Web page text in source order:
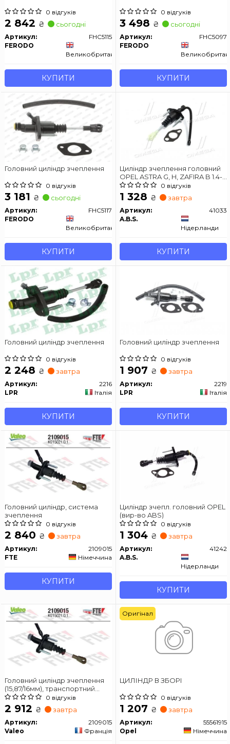
0 відгуків
2 842 ₴ сьогодні
Артикул:
FHC5115
FERODO
Великобританія
КУПИТИ
0 відгуків
3 498 ₴ сьогодні
Артикул:
FHC5097
FERODO
КУПИТИ
Головний циліндр зчеплення
0 відгуків
3 181 ₴ сьогодні
Артикул:
FHC5117
FERODO
Великобританія
КУПИТИ
Циліндр зчеплення головний
OPEL ASTRA G, H, ZAFIRA B 1.4-
2.2TDI 98- (Вир-во ABS)
0 відгуків
1 328 ₴ завтра
Артикул:
41033
A.B.S.
Нідерланди
КУПИТИ
Головний циліндр зчеплення
0 відгуків
2 248 ₴ завтра
Артикул:
2216
LPR
Італія
КУПИТИ
Головний циліндр зчеплення
0 відгуків
1 907 ₴ завтра
Артикул:
2219
LPR
Італія
КУПИТИ
Головний циліндр, система
зчеплення
0 відгуків
2 840 ₴ завтра
Артикул:
2109015
FTE
Німеччина
КУПИТИ
Циліндр зчепл. головний OPEL
(вир-во ABS)
0 відгуків
1 304 ₴ завтра
Артикул:
41242
A.B.S.
Нідерланди
КУПИТИ
Головний циліндр зчеплення
(15,87/16мм), транспортний
засіб із кермом на ліва
сторона OPEL ASTRA G, ASTRA
G CLASSIC, ASTRA H, ASTRA H
CLASSIC, ASTRA H GTC, ZAFIRA
A 1.2-2.2D 02.98-
0 відгуків
2 912 ₴ завтра
Артикул:
2109015
Valeo
Франція
ЦИЛІНДР В ЗБОРІ
0 відгуків
1 207 ₴ завтра
Артикул:
55561915
Opel
Німеччина
Оригінал